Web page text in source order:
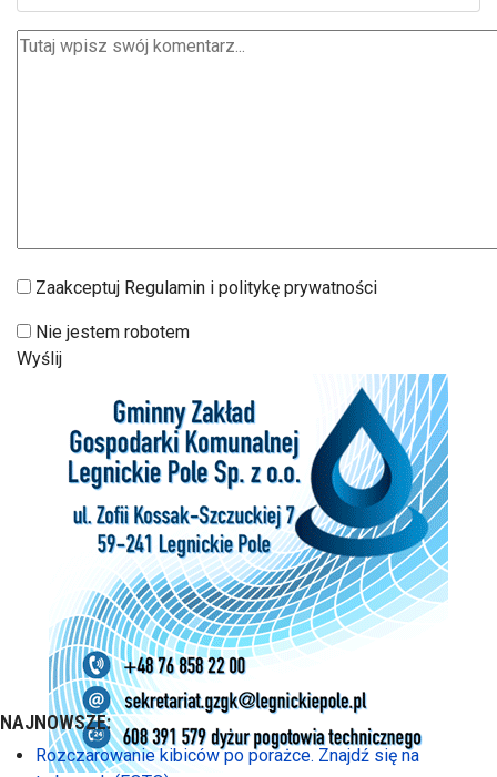
Zaakceptuj Regulamin i politykę prywatności
Nie jestem robotem
Wyślij
NAJNOWSZE:
Rozczarowanie kibiców po porażce. Znajdź się na